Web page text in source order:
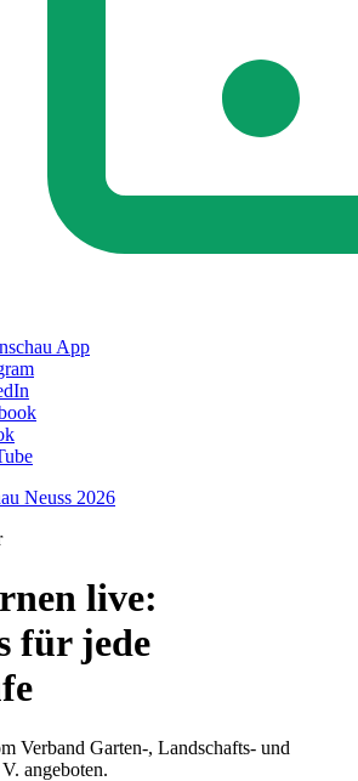
App
Neuss 2026
live:
für jede
Verband Garten-, Landschafts- und
angeboten.